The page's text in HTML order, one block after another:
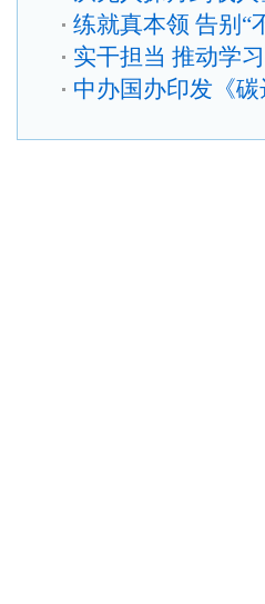
练就真本领 告别“
实干担当 推动学
中办国办印发《